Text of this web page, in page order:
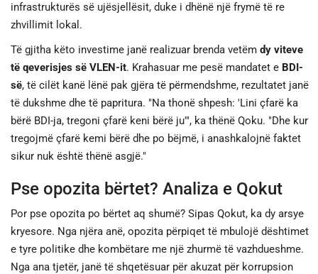
infrastrukturës së ujësjellësit, duke i dhënë një frymë të re
zhvillimit lokal.
Të gjitha këto investime janë realizuar brenda vetëm dy viteve
të qeverisjes së VLEN-it. Krahasuar me pesë mandatet e BDI-
së, të cilët kanë lënë pak gjëra të përmendshme, rezultatet janë
të dukshme dhe të papritura. "Na thonë shpesh: 'Lini çfarë ka
bërë BDI-ja, tregoni çfarë keni bërë ju'", ka thënë Qoku. "Dhe kur
tregojmë çfarë kemi bërë dhe po bëjmë, i anashkalojnë faktet
sikur nuk është thënë asgjë."
Pse opozita bërtet? Analiza e Qokut
Por pse opozita po bërtet aq shumë? Sipas Qokut, ka dy arsye
kryesore. Nga njëra anë, opozita përpiqet të mbulojë dështimet
e tyre politike dhe kombëtare me një zhurmë të vazhdueshme.
Nga ana tjetër, janë të shqetësuar për akuzat për korrupsion